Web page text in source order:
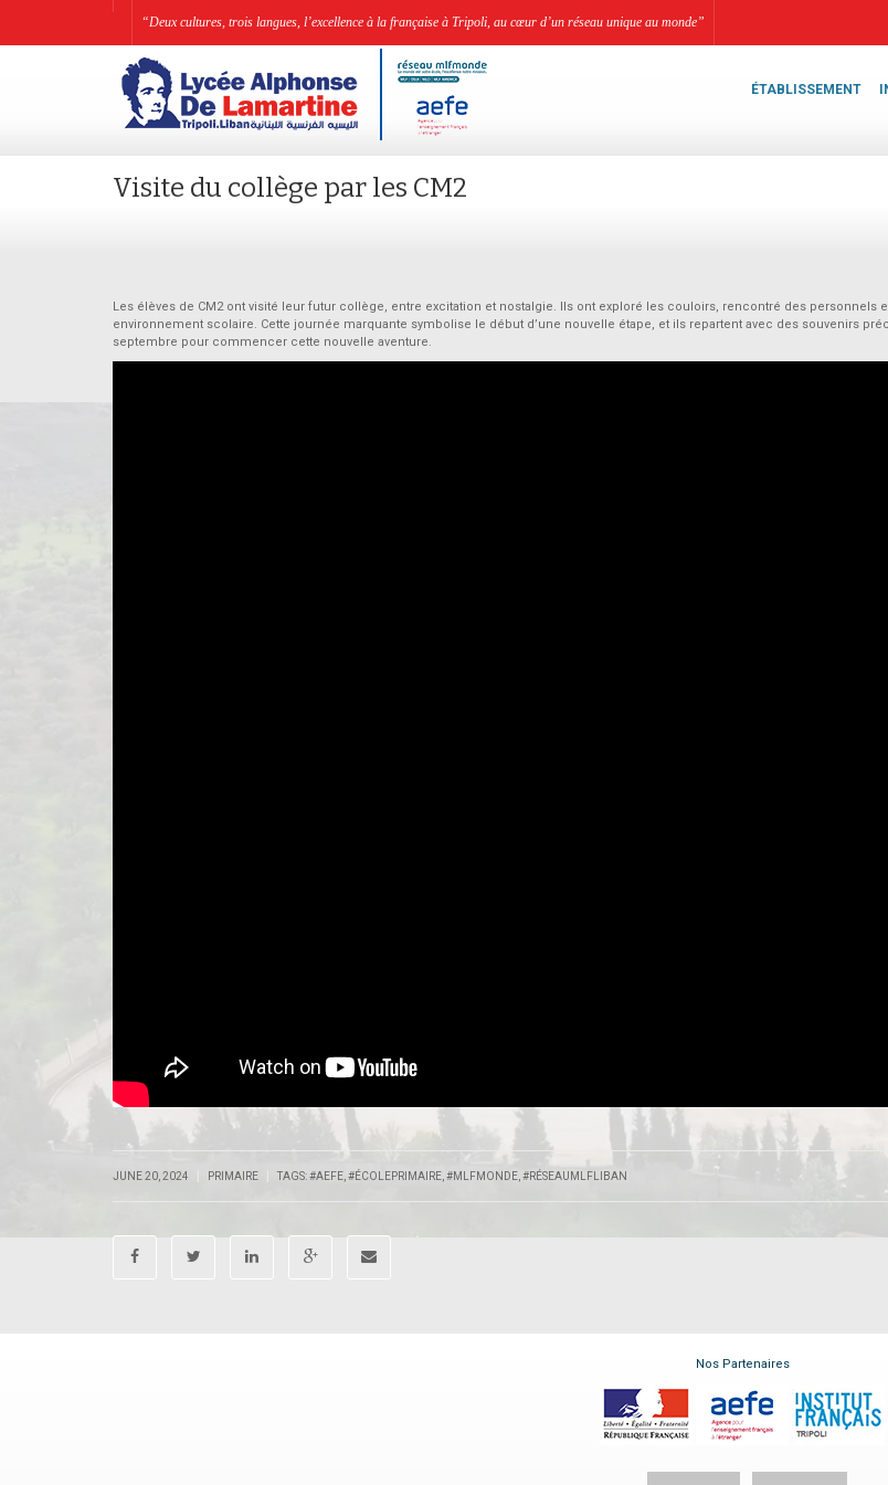
“Deux cultures, trois langues, l’excellence à la française à Tripoli, au cœur d’un réseau unique au monde”
ÉTABLISSEMENT
Visite du collège par les CM2
Les élèves de CM2 ont visité leur futur collège, entre excitation et nostalgie. Ils ont exploré les couloirs, rencontré des personnels
environnement scolaire. Cette journée marquante symbolise le début d’une nouvelle étape, et ils repartent avec des souvenirs
septembre pour commencer cette nouvelle aventure.
JUNE 20, 2024 PRIMAIRE TAGS:#AEFE #ÉCOLEPRIMAIRE #MLFMONDE #RÉSEAUMLFLIBAN
Nos Partenaires